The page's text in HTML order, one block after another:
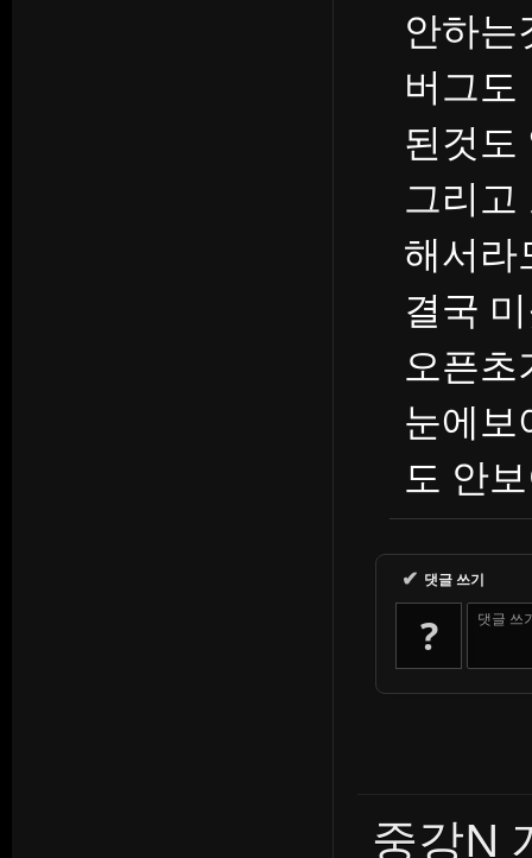
안하
버그
된것도
그리고
해서
결국
오픈
눈에
도 안
✔ 댓글 쓰기
? 댓글 쓰
중강N